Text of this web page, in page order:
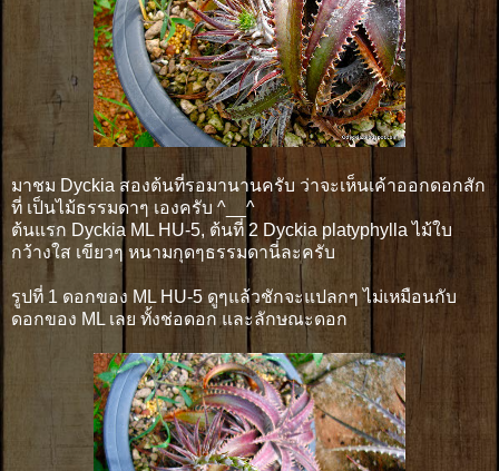
มาชม Dyckia สองต้นที่รอมานานครับ ว่าจะเห็นเค้าออกดอกสัก
ที่ เป็นไม้ธรรมดาๆ เองครับ ^__^
ต้นแรก Dyckia ML HU-5, ต้นที่ 2 Dyckia platyphylla ไม้ใบ
กว้างใส เขียวๆ หนามกุดๆธรรมดานี่ละครับ
รูปที่ 1 ดอกของ ML HU-5 ดูๆแล้วชักจะแปลกๆ ไม่เหมือนกับ
ดอกของ ML เลย ทั้งช่อดอก และลักษณะดอก